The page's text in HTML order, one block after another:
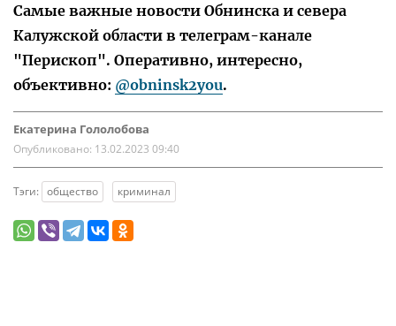
Самые важные новости Обнинска и севера
Калужской области в телеграм-канале
"Перископ". Оперативно, интересно,
объективно: @obninsk2you.
Екатерина Гололобова
Опубликовано: 13.02.2023 09:40
Тэги: общество криминал